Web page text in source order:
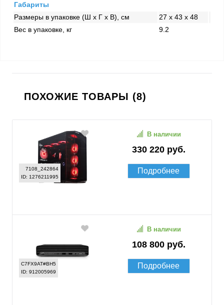
Габариты
Размеры в упаковке (Ш x Г x В), см
27 x 43 x 48
Вес в упаковке, кг
9.2
ПОХОЖИЕ ТОВАРЫ (8)
7108_242864
ID: 1276211995
330 220 руб.
В наличии
Подробнее
C7FX9AT#BH5
ID: 912005969
108 800 руб.
В наличии
Подробнее